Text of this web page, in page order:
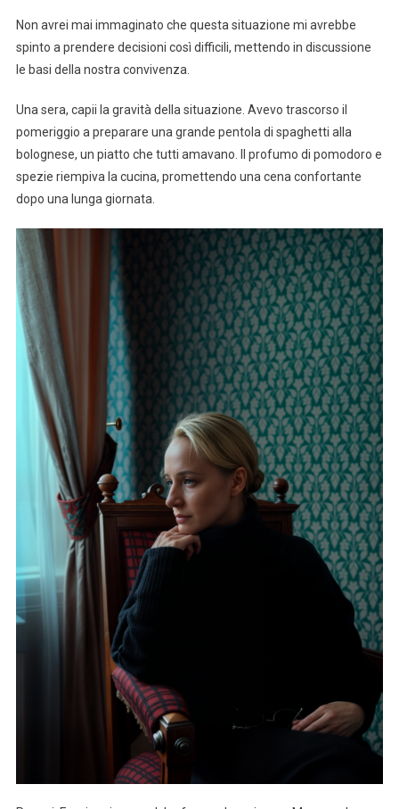
Non avrei mai immaginato che questa situazione mi avrebbe
spinto a prendere decisioni così difficili, mettendo in discussione
le basi della nostra convivenza.
Una sera, capii la gravità della situazione. Avevo trascorso il
pomeriggio a preparare una grande pentola di spaghetti alla
bolognese, un piatto che tutti amavano. Il profumo di pomodoro e
spezie riempiva la cucina, promettendo una cena confortante
dopo una lunga giornata.